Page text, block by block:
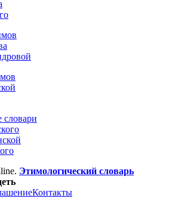
словари
Этимологический словарь
Контакты